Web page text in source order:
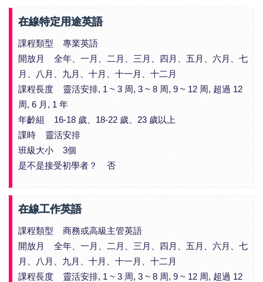
在線特定用途英語
課程類型 專業英語
開放月 全年、一月、二月、三月、四月、五月、六月、七
月、八月、九月、十月、十一月、十二月
課程長度 靈活安排, 1 ~ 3 周, 3 ~ 8 周, 9 ~ 12 周, 超過 12
周, 6 月, 1 年
年齡組 16-18 歲、18-22 歲、23 歲以上
課時 靈活安排
班級大小 3個
是不是接受初學者？ 否
在線工作英語
課程類型 商務或高級主管英語
開放月 全年、一月、二月、三月、四月、五月、六月、七
月、八月、九月、十月、十一月、十二月
課程長度 靈活安排, 1 ~ 3 周, 3 ~ 8 周, 9 ~ 12 周, 超過 12